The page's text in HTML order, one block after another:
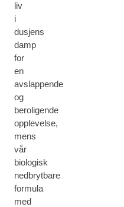
liv
i
dusjens
damp
for
en
avslappende
og
beroligende
opplevelse,
mens
vår
biologisk
nedbrytbare
formula
med